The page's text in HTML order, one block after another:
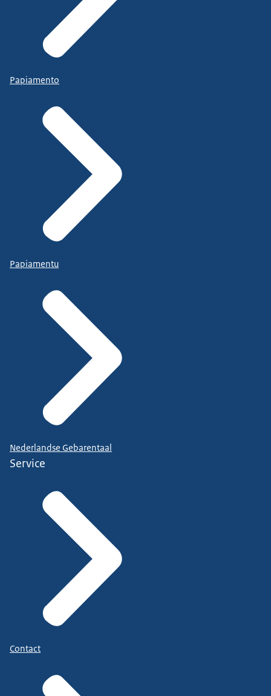
Papiamento
Papiamentu
Nederlandse Gebarentaal
Service
Contact